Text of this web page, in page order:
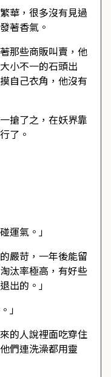
華，很多沒有見過
著香氣。
那些商販叫賣，他
小不一的石頭出
自己衣角，他沒有
搶了之，在妖界靠
了。
運氣。」
嚴苛，一年後能留
汰率極高，有好些
出的。」
」
的人說裡面吃穿住
們連洗澡都用靈